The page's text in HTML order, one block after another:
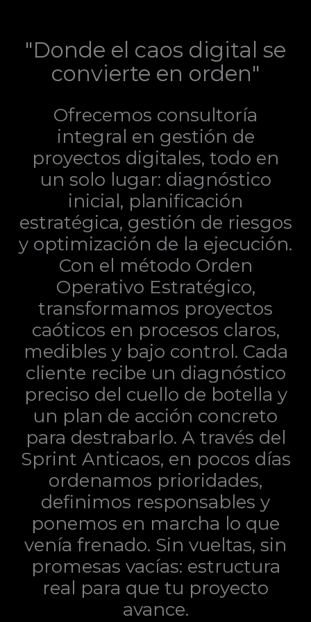
"Donde el caos digital se
convierte en orden"
Ofrecemos consultoría
integral en gestión de
proyectos digitales, todo en
un solo lugar: diagnóstico
inicial, planificación
estratégica, gestión de riesgos
y optimización de la ejecución.
Con el método Orden
Operativo Estratégico,
transformamos proyectos
caóticos en procesos claros,
medibles y bajo control. Cada
cliente recibe un diagnóstico
preciso del cuello de botella y
un plan de acción concreto
para destrabarlo. A través del
Sprint Anticaos, en pocos días
ordenamos prioridades,
definimos responsables y
ponemos en marcha lo que
venía frenado. Sin vueltas, sin
promesas vacías: estructura
real para que tu proyecto
avance.